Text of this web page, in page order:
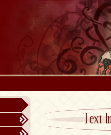
Text
Text Interviews